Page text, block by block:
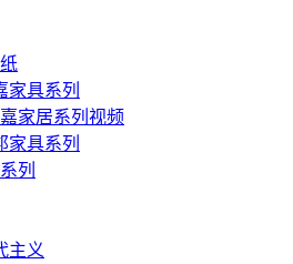
家具系列
家居系列视频
家具系列
列
主义